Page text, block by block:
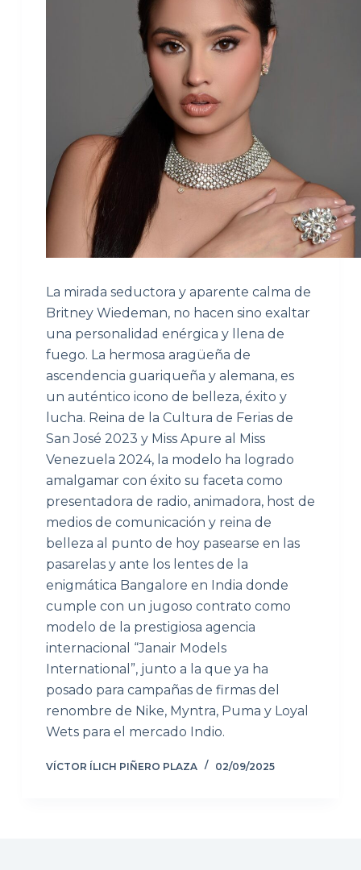
La mirada seductora y aparente calma de
Britney Wiedeman, no hacen sino exaltar
una personalidad enérgica y llena de
fuego. La hermosa aragüeña de
ascendencia guariqueña y alemana, es
un auténtico icono de belleza, éxito y
lucha. Reina de la Cultura de Ferias de
San José 2023 y Miss Apure al Miss
Venezuela 2024, la modelo ha logrado
amalgamar con éxito su faceta como
presentadora de radio, animadora, host de
medios de comunicación y reina de
belleza al punto de hoy pasearse en las
pasarelas y ante los lentes de la
enigmática Bangalore en India donde
cumple con un jugoso contrato como
modelo de la prestigiosa agencia
internacional “Janair Models
International”, junto a la que ya ha
posado para campañas de firmas del
renombre de Nike, Myntra, Puma y Loyal
Wets para el mercado Indio.
VÍCTOR ÍLICH PIÑERO PLAZA 02/09/2025